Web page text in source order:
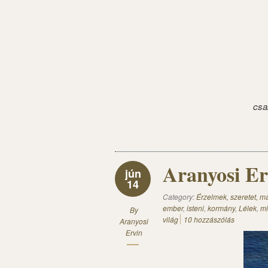
jún
14
By
Aranyosi
Ervin
Aranyosi
Category:Érzelmek, szeretet,
ember, isteni, kormány, Lélek,
világ
10 hozzászólás